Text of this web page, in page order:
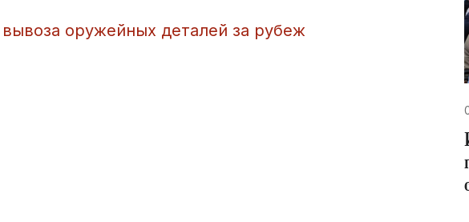
оружейных деталей за рубеж